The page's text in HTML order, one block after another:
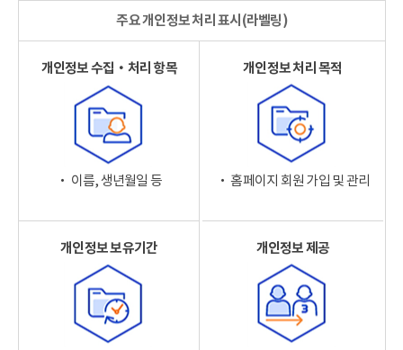
주요 개인정보 처리 표시(라벨링)
개인정보 수집‧처리 항목
‧ 이름, 생년월일 등
개인정보 처리 목적
‧ 홈페이지 회원 가입 및 관리
개인정보 보유기간 개인정보 제공